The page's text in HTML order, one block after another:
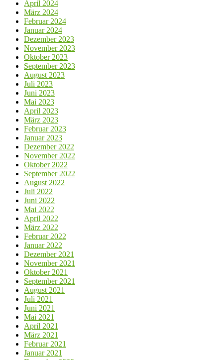
April 2024
März 2024
Februar 2024
Januar 2024
Dezember 2023
November 2023
Oktober 2023
September 2023
August 2023
Juli 2023
Juni 2023
Mai 2023
April 2023
März 2023
Februar 2023
Januar 2023
Dezember 2022
November 2022
Oktober 2022
September 2022
August 2022
Juli 2022
Juni 2022
Mai 2022
April 2022
März 2022
Februar 2022
Januar 2022
Dezember 2021
November 2021
Oktober 2021
September 2021
August 2021
Juli 2021
Juni 2021
Mai 2021
April 2021
März 2021
Februar 2021
Januar 2021